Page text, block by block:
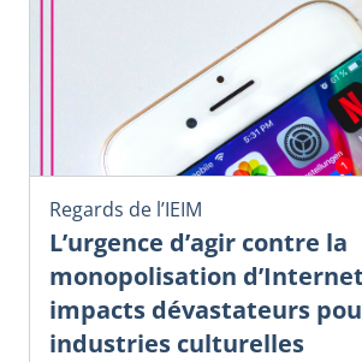
Regards de l’IEIM
L’urgence d’agir contre la
monopolisation
impacts dévastateurs
industries culturelles